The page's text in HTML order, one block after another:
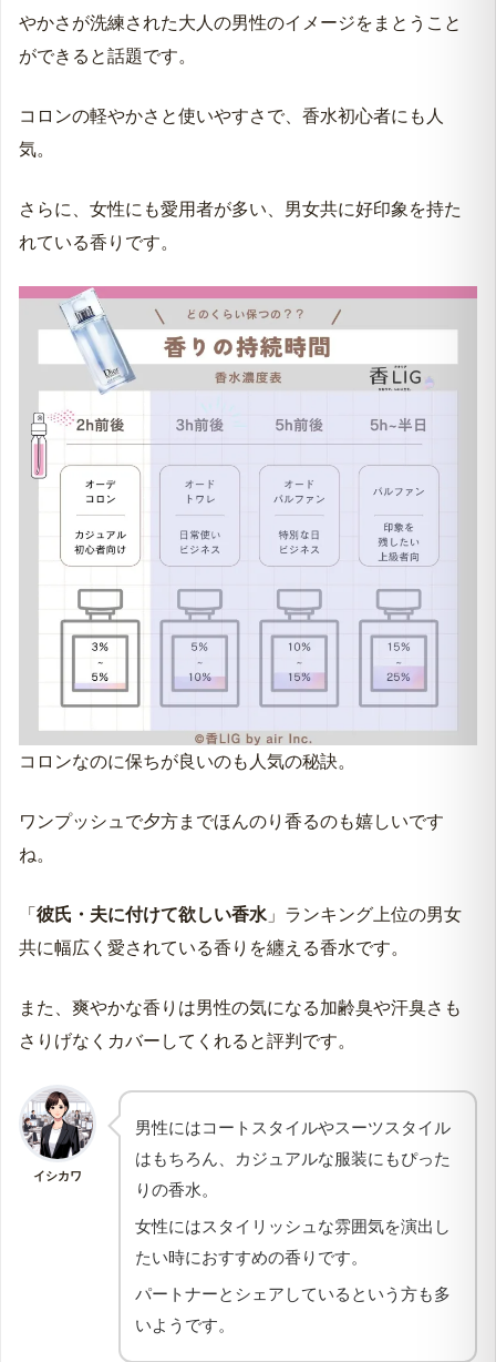
やかさが洗練された大人の男性のイメージをまとうこと
ができると話題です。
コロンの軽やかさと使いやすさで、香水初心者にも人
気。
さらに、女性にも愛用者が多い、男女共に好印象を持た
れている香りです。
コロンなのに保ちが良いのも人気の秘訣。
ワンプッシュで夕方までほんのり香るのも嬉しいです
ね。
「 彼氏・夫に付けて欲しい香水 」ランキング上位の男女
共に幅広く愛されている香りを纏える香水です。
また、爽やかな香りは男性の気になる加齢臭や汗臭さも
さりげなくカバーしてくれると評判です。
イシカワ
男性にはコートスタイルやスーツスタイル
はもちろん、カジュアルな服装にもぴった
りの香水。
女性にはスタイリッシュな雰囲気を演出し
たい時におすすめの香りです。
パートナーとシェアしているという方も多
いようです。